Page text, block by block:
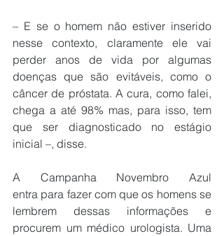
– E se o homem não estiver inserido
nesse contexto, claramente ele vai
perder anos de vida por algumas
doenças que são evitáveis, como o
câncer de próstata. A cura, como falei,
chega a até 98% mas, para isso, tem
que ser diagnosticado no estágio
inicial –, disse.
A Campanha Novembro Azul
entra para fazer com que os homens se
lembrem dessas informações e
procurem um médico urologista. Uma